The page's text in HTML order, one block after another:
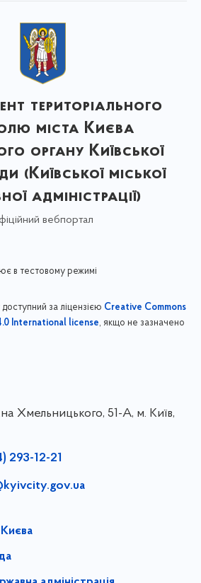
територіального
міста Києва
органу Київської
(Київської міської
адміністрації)
вебпортал
в тестовому режимі
за ліцензією Creative Commons
International license, якщо не зазначено
Хмельницького, 51-А, м. Київ,
293-12-21